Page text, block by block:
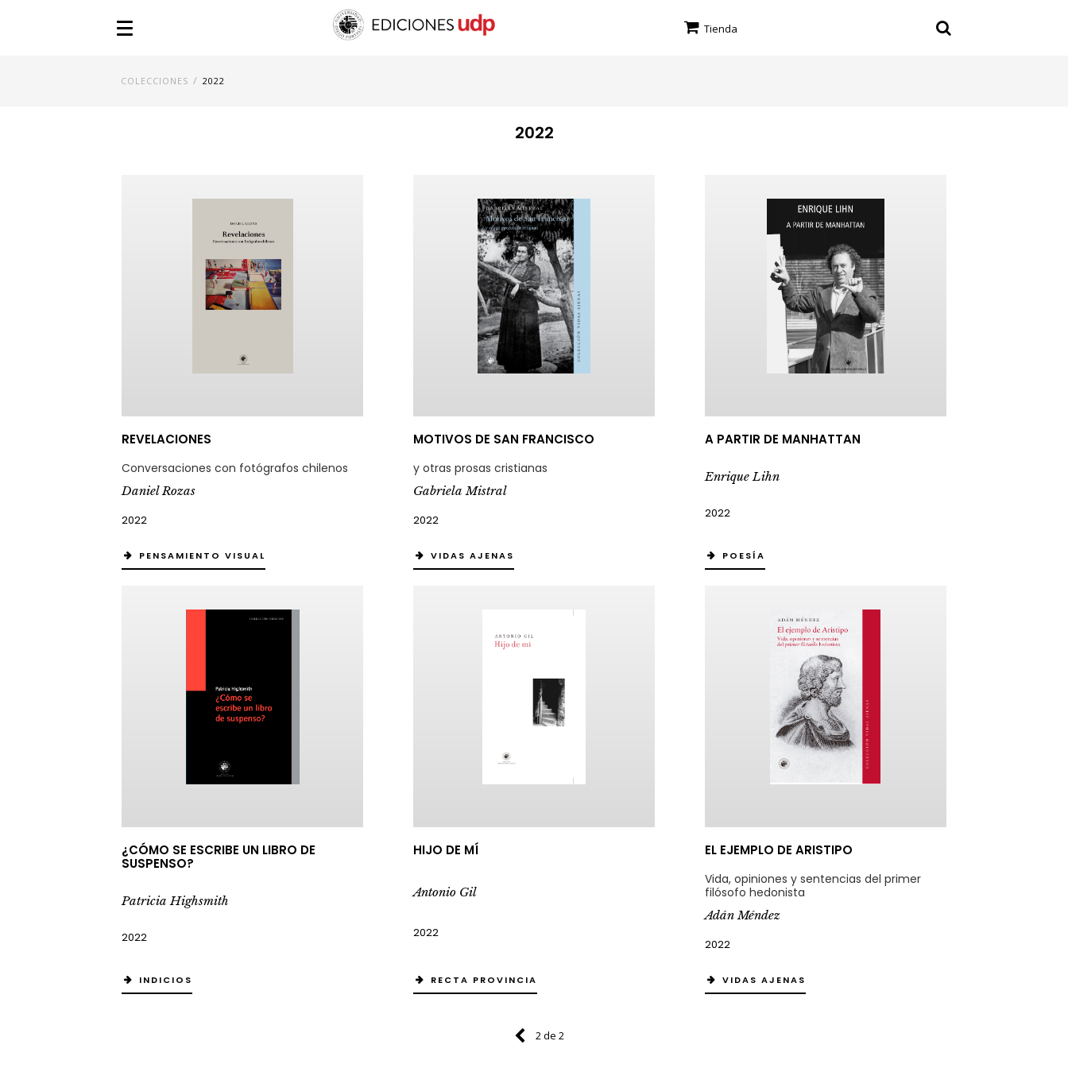
Tienda
COLECCIONES / 2022
2022
REVELACIONES
Conversaciones con fotógrafos chilenos
Daniel Rozas
2022
PENSAMIENTO VISUAL
MOTIVOS DE SAN FRANCISCO
y otras prosas cristianas
Gabriela Mistral
2022
VIDAS AJENAS
A PARTIR DE MANHATTAN
Enrique Lihn
2022
POESÍA
¿CÓMO SE ESCRIBE UN LIBRO DE
SUSPENSO?
Patricia Highsmith
2022
INDICIOS
HIJO DE MÍ
Antonio Gil
2022
RECTA PROVINCIA
EL EJEMPLO DE ARISTIPO
Vida, opiniones y sentencias del primer
filósofo hedonista
Adán Méndez
2022
VIDAS AJENAS
2 de 2